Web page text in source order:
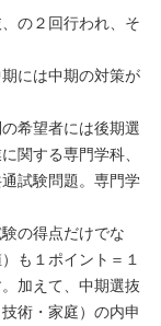
の２回行われ、そ
には中期の対策が
希望者には後期選
関する専門学科、
試験問題。専門学
の得点だけでな
も１ポイント＝１
加えて、中期選抜
術・家庭）の内申